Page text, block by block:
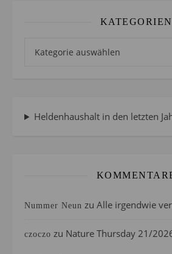
KATEGORIEN
Heldenhaushalt in den letzten
Nummer Neun zu Alle irgendwie
czoczo zu Nature Thursday 21/